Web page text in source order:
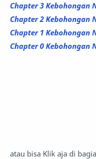
Chapter 3 Kebohongan
Chapter 2 Kebohongan
Chapter 1 Kebohongan
Chapter 0 Kebohongan
atau bisa Klik aja di